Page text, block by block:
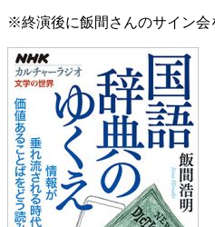
※終演後に飯間さんのサイン会